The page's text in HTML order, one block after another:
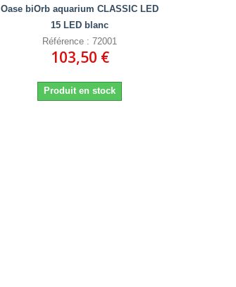
Oase biOrb aquarium CLASSIC LED
15 LED blanc
Référence : 72001
103,50 €
Produit en stock